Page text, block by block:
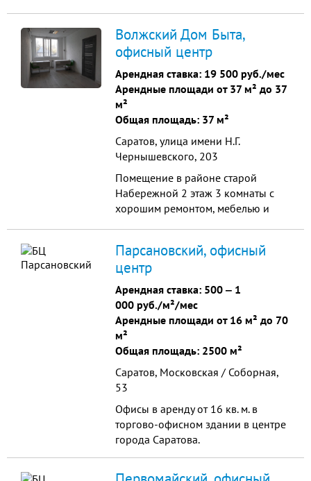
бизнеса и личного времени.
Волжский Дом Быта,
офисный центр
Арендная ставка: 19 500 руб./мес
Арендные площади от 37 м² до 37
м²
Общая площадь: 37 м²
Саратов, улица имени Н.Г.
Чернышевского, 203
Помещение в районе старой
Набережной 2 этаж 3 комнаты с
хорошим ремонтом, мебелью и
транспортная развязка и
подъездные пути. Хорошая
инфраструктура района и здания. К
зданию подключены все
городские провайдеры. Днем в
здании находится администратор,
ночью дежурит ох...
Парсановский, офисный
центр
Арендная ставка: 500 ‒ 1
000 руб./м²/мес
Арендные площади от 16 м² до 70
м²
Общая площадь: 2500 м²
Саратов, Московская / Соборная,
53
Офисы в аренду от 16 кв. м. в
торгово-офисном здании в центре
города Саратова.